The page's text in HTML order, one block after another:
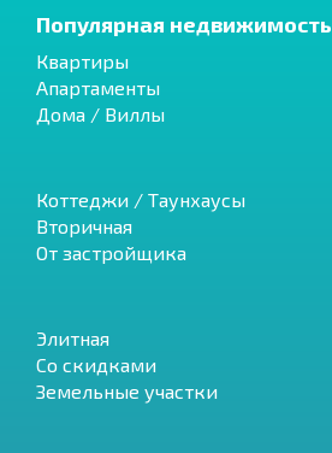
Популярная недвижимость
Квартиры
Апартаменты
Дома / Виллы
Коттеджи / Таунхаусы
Вторичная
От застройщика
Элитная
Со скидками
Земельные участки